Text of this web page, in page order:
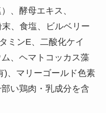
、酵母エキス、
、食塩、ビルベリー
ミンE、二酸化ケイ
、ヘマトコッカス藻
)、マリーゴールド色素
い鶏肉・乳成分を含